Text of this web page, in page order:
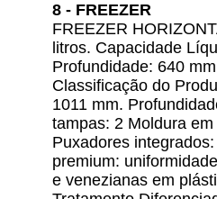
8 - FREEZER
FREEZER
litros. Capacidade
Profundidade: 640
Classificação do
1011 mm.
tampas: 2 Moldura
Puxadores
premium:
e venezianas em